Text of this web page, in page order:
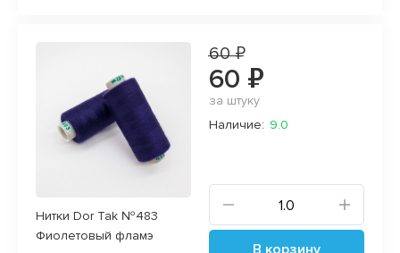
Нитки Dor Tak №483
Фиолетовый фламэ
60 ₽
60 ₽
за штуку
Наличие: 9.0